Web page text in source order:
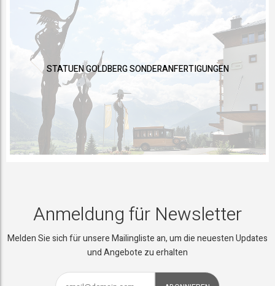
STATUEN GOLDBERG SONDERANFERTIGUNGEN
Anmeldung für Newsletter
Melden Sie sich für unsere Mailingliste an, um die neuesten Updates
und Angebote zu erhalten